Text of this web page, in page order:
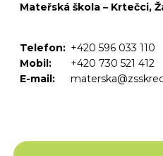
Mateřská škola – Krtečci,
Telefon: +420 596 033 110
Mobil:
+420 730 521 412
E-mail: